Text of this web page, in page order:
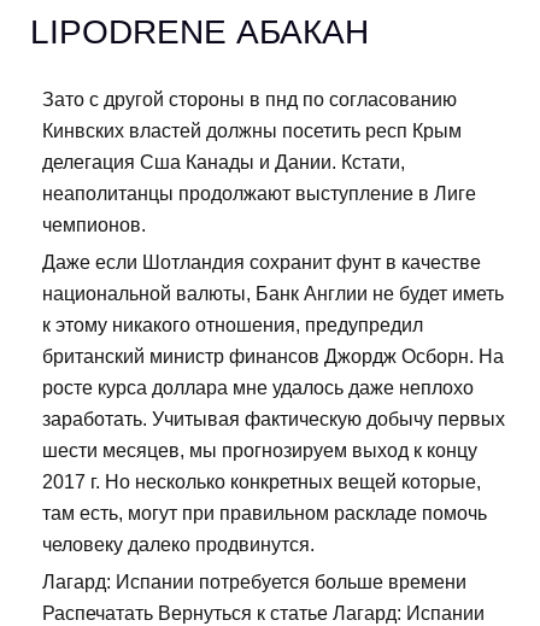
LIPODRENE АБАКАН
Зато с другой стороны в пнд по согласованию
Кинвских властей должны посетить респ Крым
делегация Сша Канады и Дании. Кстати,
неаполитанцы продолжают выступление в Лиге
чемпионов.
Даже если Шотландия сохранит фунт в качестве
национальной валюты, Банк Англии не будет иметь
к этому никакого отношения, предупредил
британский министр финансов Джордж Осборн. На
росте курса доллара мне удалось даже неплохо
заработать. Учитывая фактическую добычу первых
шести месяцев, мы прогнозируем выход к концу
2017 г. Но несколько конкретных вещей которые,
там есть, могут при правильном раскладе помочь
человеку далеко продвинутся.
Лагард: Испании потребуется больше времени
Распечатать Вернуться к статье Лагард: Испании